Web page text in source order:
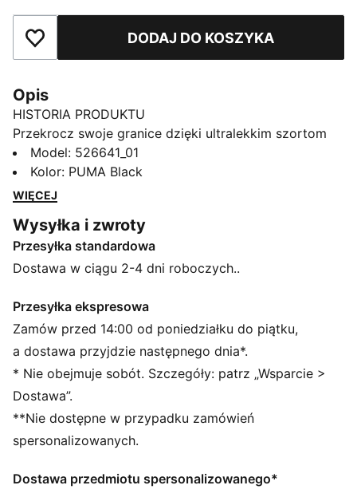
Dodaj do ulubionychDODAJ DO KOSZYKA
Opis
HISTORIA PRODUKTU
Przekrocz swoje granice dzięki ultralekkim szortom
zaprojektowanym z myślą o najwyższej wydajności.
Szorty te wykonane są z tkaniny ULTRAWEAVE
zapewniającej maksymalną swobodę ruchów i mają
kieszenie wewnętrzne. Zachowaj uczucie suchości
dzięki technologii dryCELL i skup się na biciu
osobistych rekordów. Możesz liczyć na PUMA.
Produkt wykonany w 100% z materiałów z recyklingu,
z wyłączeniem wykończeń i ozdób
dryCELL: wydajna technologia, która odprowadza
wilgoć z dala od ciała, zapewniając uczucie suchości
podczas ćwiczeń
ULTRAWEAVE: ultralekki, zaawansowany
technologicznie materiał z 4-kierunkowym stretchem,
o zmniejszonej wadze i tarciu. Stworzony dla
SZCZEGÓŁY
Model: 526641_01
Kolor: PUMA Black
WIĘCEJ
Wysyłka i zwroty
Przesyłka standardowa
Dostawa w ciągu 2-4 dni roboczych..
Przesyłka ekspresowa
Zamów przed 14:00 od poniedziałku do piątku,
a dostawa przyjdzie następnego dnia*.
* Nie obejmuje sobót. Szczegóły: patrz „Wsparcie >
Dostawa”.
**Nie dostępne w przypadku zamówień
spersonalizowanych.
Dostawa przedmiotu spersonalizowanego*